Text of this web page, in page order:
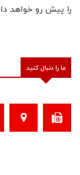
را پیش رو خواهد
ما را دنبال کنید